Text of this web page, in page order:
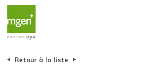
Retour à la liste